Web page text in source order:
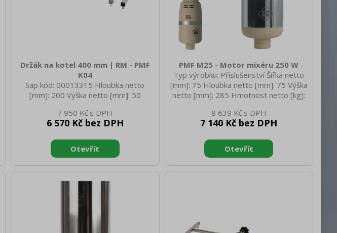
Držák na kotel 400 mm | RM - PMF
K04
Sap kód: 00013315 Hloubka netto
[mm]: 200 Výška netto [mm]: 50
brutto [mm]: 130 Hmotnost brutto
[kg]: 2.15
7 950 Kč
6 570 Kč bez DPH
PMF M25 - Motor mixéru 250 W
Typ výrobku: Příslušenství Šířka netto
[mm]: 75 Hloubka netto [mm]: 75 Výška
netto [mm]: 285 Hmotnost netto [kg]:
brutto [mm]: 110 Výška brutto [mm]:
400 Hmotnost brutto [kg]: 1.80
8 639 Kč
7 140 Kč bez DPH